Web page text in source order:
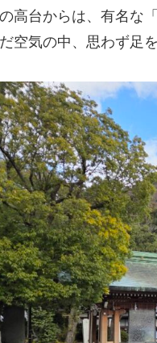
高台からは、有名な
空気の中、思わず足